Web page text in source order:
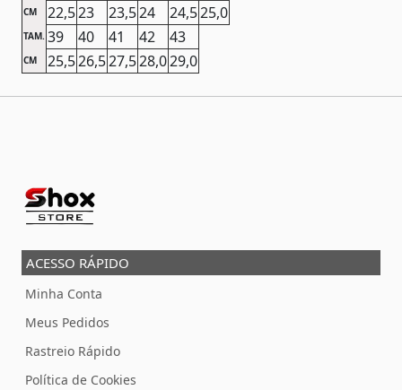
CM 22,523 23,524 24,525,0
TAM. 39 40 41 42 43
CM 25,526,527,528,029,0
ACESSO RÁPIDO
Minha Conta
Meus Pedidos
Rastreio Rápido
Política de Cookies